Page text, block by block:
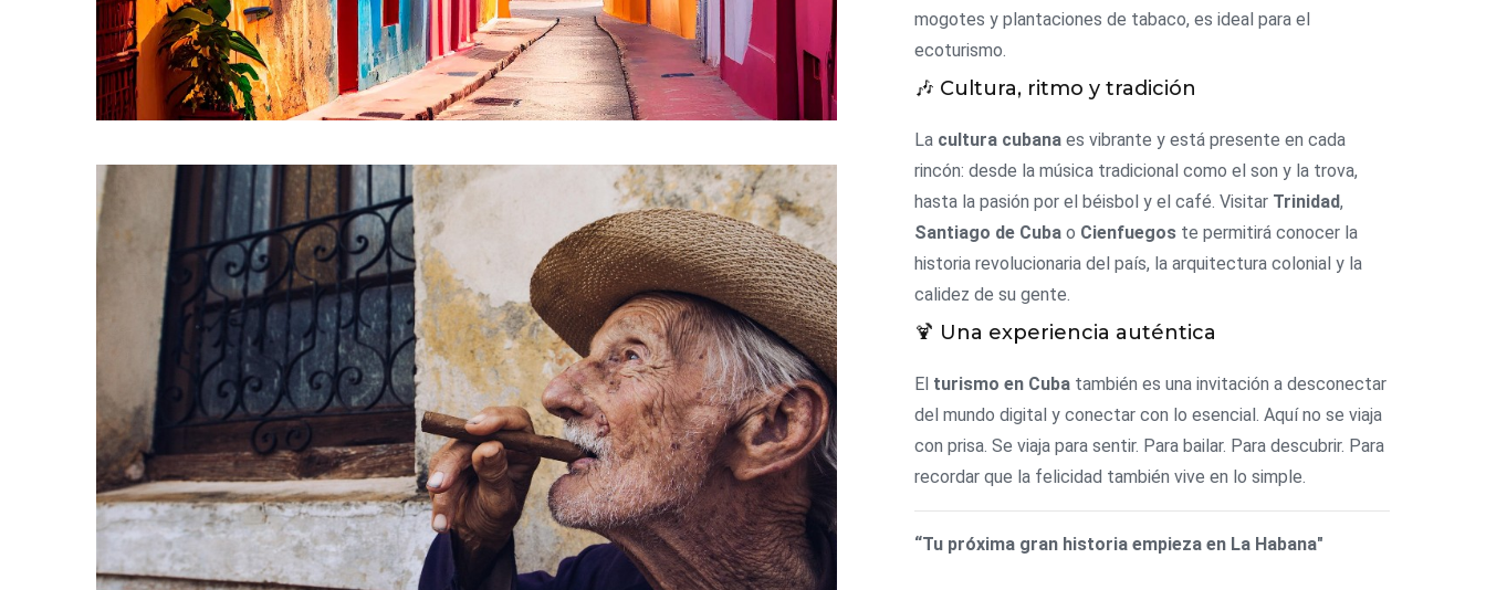
mogotes y plantaciones de tabaco, es ideal para el
ecoturismo.
🎶 Cultura, ritmo y tradición
La cultura cubana es vibrante y está presente en cada
rincón: desde la música tradicional como el son y la trova,
hasta la pasión por el béisbol y el café. Visitar Trinidad,
Santiago de Cuba o Cienfuegos te permitirá conocer la
historia revolucionaria del país, la arquitectura colonial y la
calidez de su gente.
🍹 Una experiencia auténtica
El turismo en Cuba también es una invitación a desconectar
del mundo digital y conectar con lo esencial. Aquí no se viaja
con prisa. Se viaja para sentir. Para bailar. Para descubrir. Para
recordar que la felicidad también vive en lo simple.
“Tu próxima gran historia empieza en La Habana"